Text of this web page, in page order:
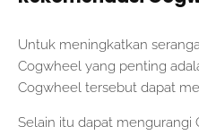
Untuk meningkatkan
Cogwheel yang penting
Cogwheel tersebut dapat
Selain itu dapat mengurangi